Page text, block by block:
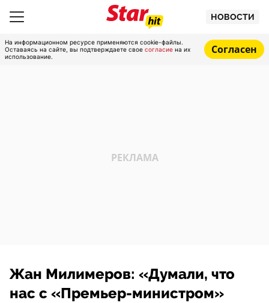
НОВОСТИ
На информационном ресурсе применяются cookie-файлы.
Оставаясь на сайте, вы подтверждаете свое согласие на их
использование.
Согласен
Жан Милимеров: «Думали, что
нас с «Премьер-министром»